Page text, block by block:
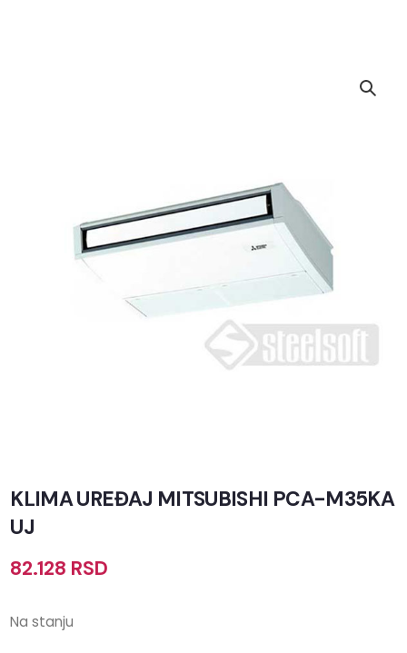
KLIMA UREĐAJ MITSUBISHI PCA-M35KA
UJ
82.128 RSD
Na stanju